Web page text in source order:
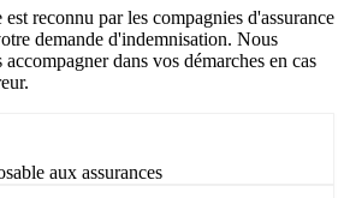
reconnu par les compagnies d'assurance
demande d'indemnisation. Nous
dans vos démarches en cas
aux assurances